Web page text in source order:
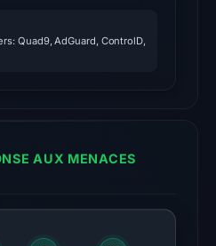
Quad9, AdGuard, ControlD,
AUX MENACES